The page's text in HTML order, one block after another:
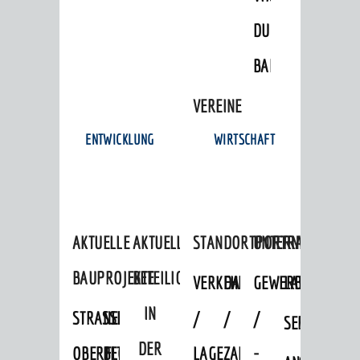
DULGER-
BAD
VEREINE
ENTWICKLUNG
AKTUELLE
BAUPROJEKTE
STRASSENBAUMASSNAHMEN OB
ERFLOCKENBACH
NEUBAU
BETRIEBSGEBÄUDE
AKTUELLE
BETEILIGUNGEN
IN
DER
WIRTSCHAFT
STANDORTPORTRAIT
VERKEHRSANBINDUNG
/
LAGE
DATEN
/
ZAHLEN
UNTERNEHMEN
GEWERBEFLÄCHEN
/
-